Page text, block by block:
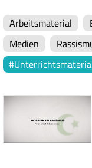
Arbeitsmaterial
Medien